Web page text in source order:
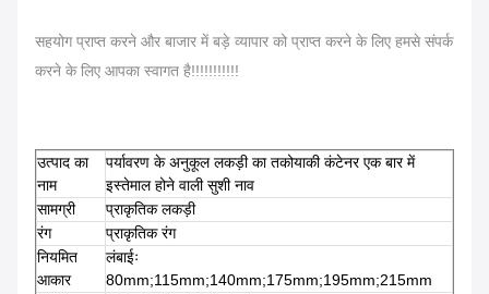
सहयोग प्राप्त करने और बाजार में बड़े व्यापार को प्राप्त करने के लिए हमसे संपर्क
करने के लिए आपका स्वागत है!!!!!!!!!!!
उत्पाद का
नाम
पर्यावरण के अनुकूल लकड़ी का तकोयाकी कंटेनर एक बार में
इस्तेमाल होने वाली सुशी नाव
सामग्री
प्राकृतिक लकड़ी
रंग
प्राकृतिक रंग
नियमित
आकार
लंबाईः
80mm;115mm;140mm;175mm;195mm;215mm